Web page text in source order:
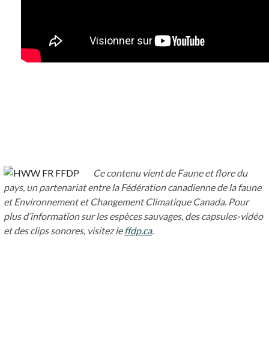
Ce contenu vient de Faune et flore du
pays, un partenariat entre la Fédération canadienne de la faune
et Environnement et Changement Climatique Canada. Pour
plus d’information sur les espèces sauvages, des capsules-vidéo
et des clips sonores, visitez leffdp.cas’ouvre dans un nouvel
.